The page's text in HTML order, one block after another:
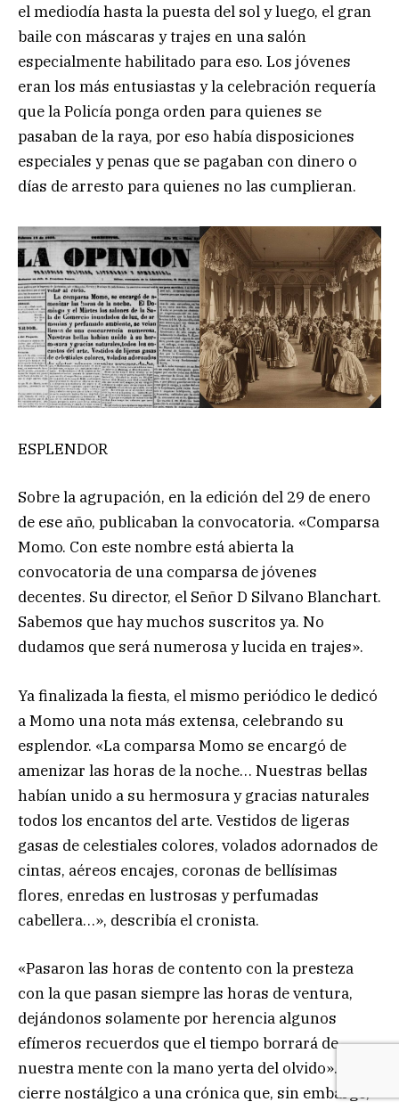
el mediodía hasta la puesta del sol y luego, el gran
baile con máscaras y trajes en una salón
especialmente habilitado para eso. Los jóvenes
eran los más entusiastas y la celebración requería
que la Policía ponga orden para quienes se
pasaban de la raya, por eso había disposiciones
especiales y penas que se pagaban con dinero o
días de arresto para quienes no las cumplieran.
ESPLENDOR
Sobre la agrupación, en la edición del 29 de enero
de ese año, publicaban la convocatoria. «Comparsa
Momo. Con este nombre está abierta la
convocatoria de una comparsa de jóvenes
decentes. Su director, el Señor D Silvano Blanchart.
Sabemos que hay muchos suscritos ya. No
dudamos que será numerosa y lucida en trajes».
Ya finalizada la fiesta, el mismo periódico le dedicó
a Momo una nota más extensa, celebrando su
esplendor. «La comparsa Momo se encargó de
amenizar las horas de la noche… Nuestras bellas
habían unido a su hermosura y gracias naturales
todos los encantos del arte. Vestidos de ligeras
gasas de celestiales colores, volados adornados de
cintas, aéreos encajes, coronas de bellísimas
flores, enredas en lustrosas y perfumadas
cabellera…», describía el cronista.
«Pasaron las horas de contento con la presteza
con la que pasan siempre las horas de ventura,
dejándonos solamente por herencia algunos
efímeros recuerdos que el tiempo borrará de
nuestra mente con la mano yerta del olvido». Un
cierre nostálgico a una crónica que, sin embargo,